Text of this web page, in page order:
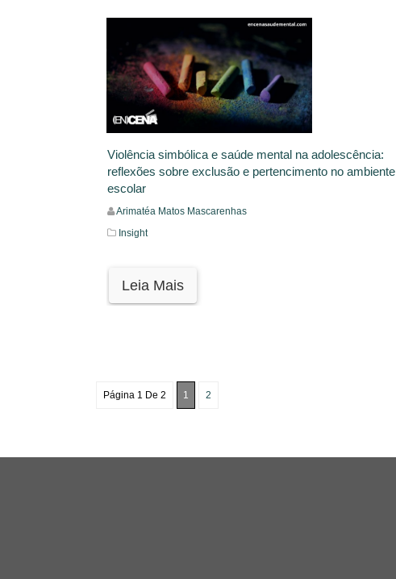
Violência simbólica e saúde mental na adolescência:
reflexões sobre exclusão e pertencimento no ambiente
escolar
Arimatéa Matos Mascarenhas
Insight
Leia Mais
Página 1 De 2 1 2